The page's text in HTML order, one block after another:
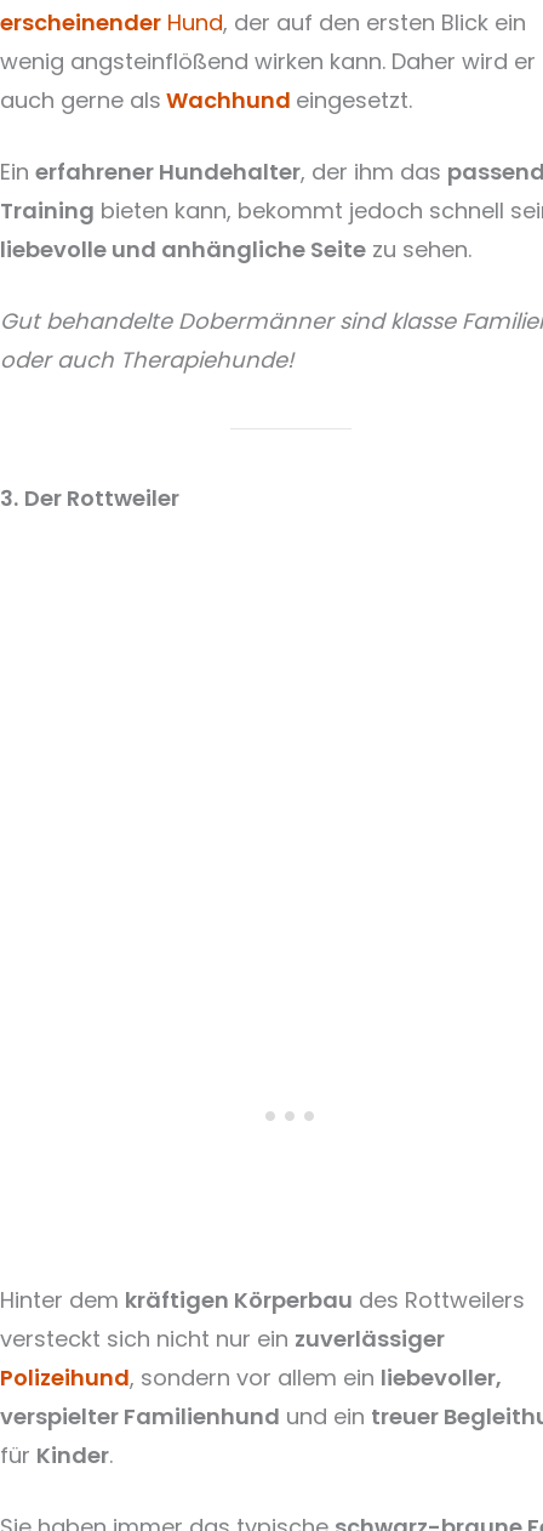
erscheinender Hund, der auf den ersten Blick ein
wenig angsteinflößend wirken kann. Daher wird er
auch gerne als Wachhund eingesetzt.
Ein erfahrener Hundehalter, der ihm das
Training bieten kann, bekommt jedoch schnell
liebevolle und anhängliche Seite zu sehen.
Gut behandelte Dobermänner sind klasse
oder auch Therapiehunde!
3. Der Rottweiler
Hinter dem kräftigen Körperbau des Rottweilers
versteckt sich nicht nur ein zuverlässiger
Polizeihund, sondern vor allem ein liebevoller,
verspielter Familienhund und ein treuer
für Kinder.